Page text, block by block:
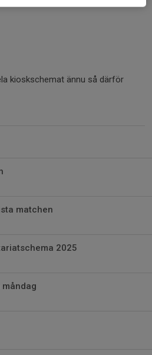
kioskschemat ännu så därför
matchen
2025